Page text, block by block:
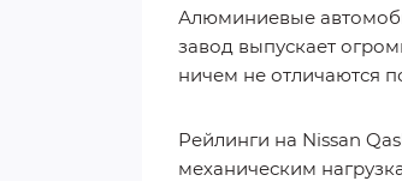
Алюминиевые
завод выпускает
ничем не отличаются
Рейлинги на Nissan
механическим